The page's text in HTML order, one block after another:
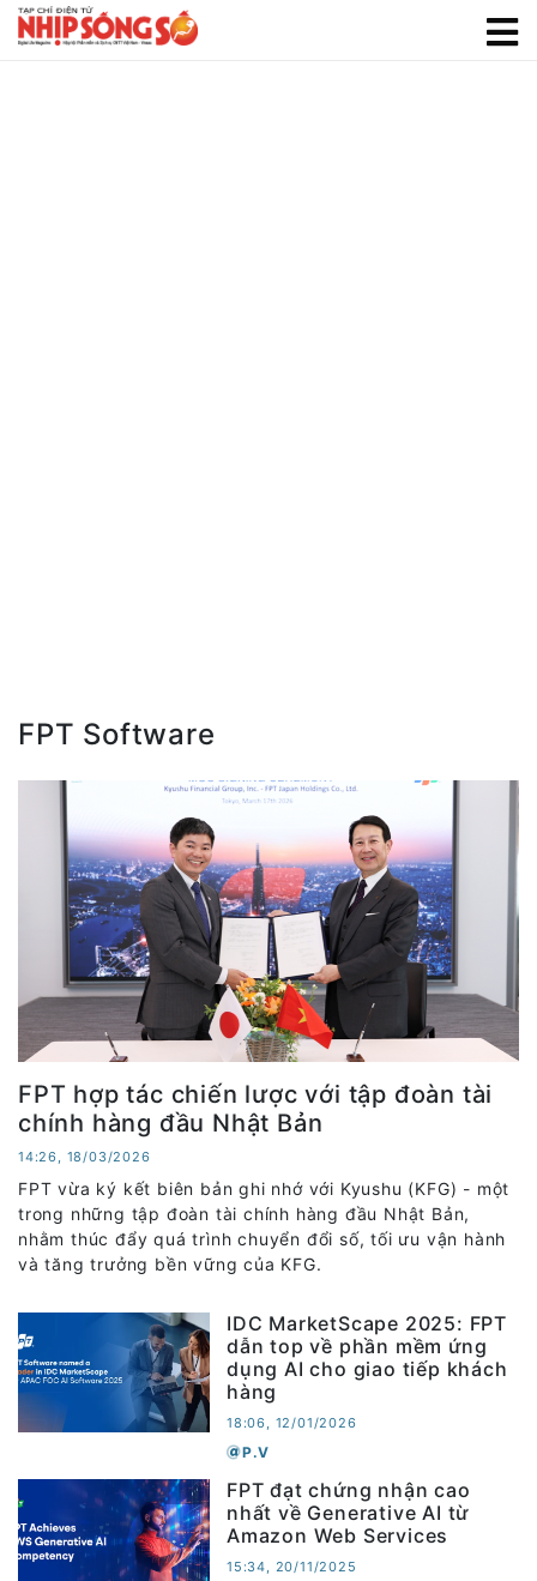
FPT Software
FPT hợp tác chiến lược với tập đoàn tài
chính hàng đầu Nhật Bản
14:26, 18/03/2026
FPT vừa ký kết biên bản ghi nhớ với Kyushu (KFG) - một
trong những tập đoàn tài chính hàng đầu Nhật Bản,
nhằm thúc đẩy quá trình chuyển đổi số, tối ưu vận hành
và tăng trưởng bền vững của KFG.
IDC MarketScape 2025: FPT
dẫn top về phần mềm ứng
dụng AI cho giao tiếp khách
hàng
18:06, 12/01/2026
P.V
FPT đạt chứng nhận cao
nhất về Generative AI từ
Amazon Web Services
15:34, 20/11/2025